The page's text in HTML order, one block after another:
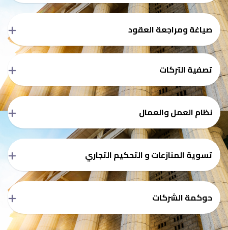
صياغة ومراجعة العقود
تصفية التركات
نظام العمل والعمال
تسوية المنازعات و التحكيم التجاري
حوكمة الشركات